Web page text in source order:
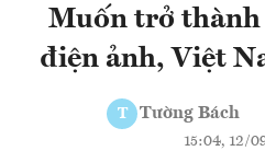
Muốn trở thành
điện ảnh, Việt
T Tường Bách
15:04, 12/